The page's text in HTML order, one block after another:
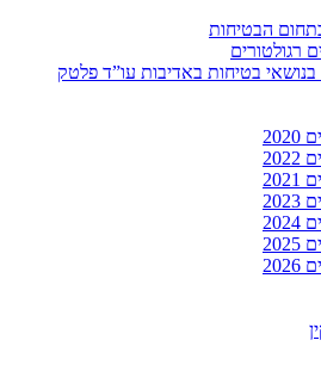
הבטיחות
רגולטורים
בנושאי בטיחות באדיבות עו”ד פלטק